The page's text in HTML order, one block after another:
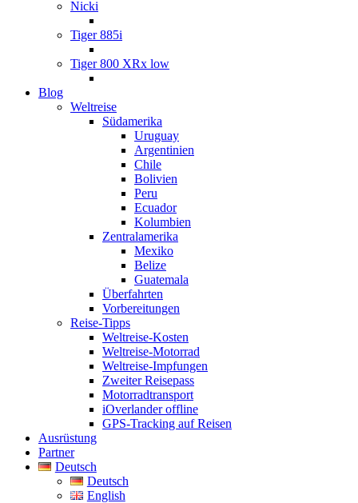
Nicki
Tiger 885i
Tiger 800 XRx low
Blog
Weltreise
Südamerika
Uruguay
Argentinien
Chile
Bolivien
Peru
Ecuador
Kolumbien
Zentralamerika
Mexiko
Belize
Guatemala
Überfahrten
Vorbereitungen
Reise-Tipps
Weltreise-Kosten
Weltreise-Motorrad
Weltreise-Impfungen
Zweiter Reisepass
Motorradtransport
iOverlander offline
GPS-Tracking auf Reisen
Ausrüstung
Partner
Deutsch
Deutsch
English